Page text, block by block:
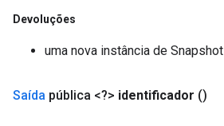
Devoluções
uma nova instância de
Saída pública <?> identificador ()